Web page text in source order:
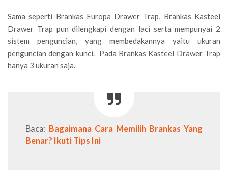
Sama seperti Brankas Europa Drawer Trap, Brankas Kasteel
Drawer Trap pun dilengkapi dengan laci serta mempunyai 2
sistem penguncian, yang membedakannya yaitu ukuran
penguncian dengan kunci. Pada Brankas Kasteel Drawer Trap
hanya 3 ukuran saja.
Baca: Bagaimana Cara Memilih Brankas Yang
Benar? Ikuti Tips Ini